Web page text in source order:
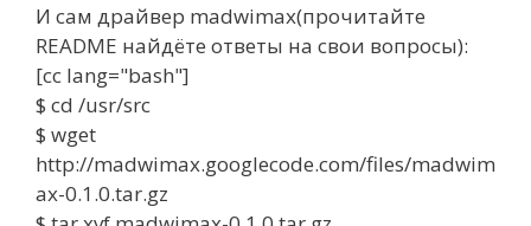
И сам драйвер madwimax(прочитайте
README найдёте ответы на свои вопросы):
[cc lang="bash"]
$ cd /usr/src
$ wget
http://madwimax.googlecode.com/files/madwim
ax-0.1.0.tar.gz